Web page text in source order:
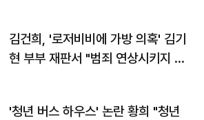
김건희, '로저비비에 가방 의혹' 김기
현 부부 재판서 "범죄 연상시키지 말
'청년 버스 하우스' 논란 황희 "청년